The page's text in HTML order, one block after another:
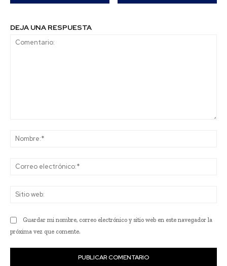
DEJA UNA RESPUESTA
Guardar mi nombre, correo electrónico y sitio web en este navegador la
próxima vez que comente.